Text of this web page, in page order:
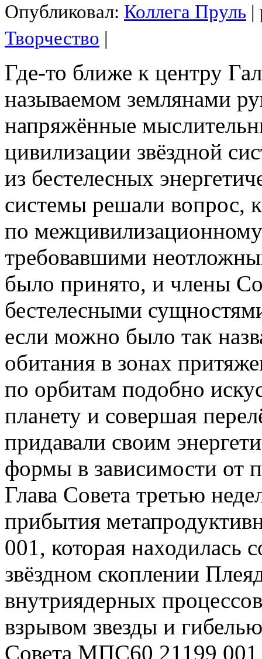
Опубликовал: Коллега Пруль |
Творчество |
Где-то ближе к центру
называемом землянами
напряжённые
цивилизации звёздной
из бестелесных
системы решали вопрос,
по
требовавшими
было принято, и члены
бестелесными
если можно было так
обитания в зонах
по орбитам подобно
планету и совершая
придавали своим
формы в зависимости от
Глава Совета третью
прибытия
001, которая находилась
звёздном скоплении
внутриядерных
взрывом звезды и
Совета МПС60 21199 001